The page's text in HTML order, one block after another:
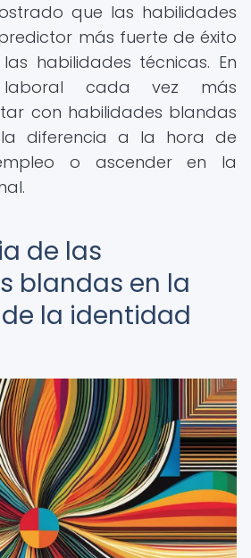
que las habilidades
más fuerte de éxito
habilidades técnicas. En
cada vez más
con habilidades blandas
diferencia a la hora de
o ascender en la
de las
blandas en la
la identidad